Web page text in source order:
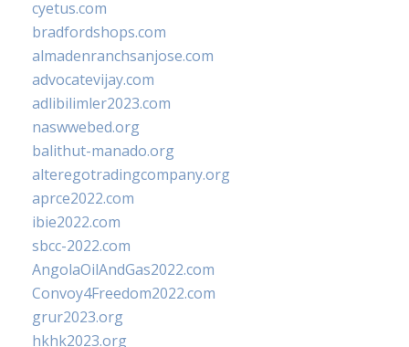
cyetus.com
bradfordshops.com
almadenranchsanjose.com
advocatevijay.com
adlibilimler2023.com
naswwebed.org
balithut-manado.org
alteregotradingcompany.org
aprce2022.com
ibie2022.com
sbcc-2022.com
AngolaOilAndGas2022.com
Convoy4Freedom2022.com
grur2023.org
hkhk2023.org